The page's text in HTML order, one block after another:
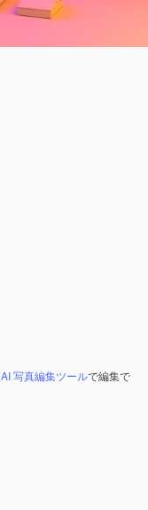
AI 写真編集ツールで編集で